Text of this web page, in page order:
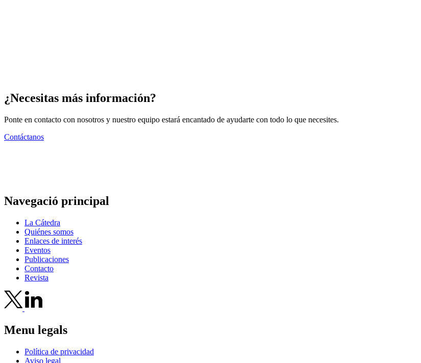
¿Necesitas más información?
Ponte en contacto con nosotros y nuestro equipo estará encantado de ayudarte con todo lo que necesites.
Contáctanos
Navegació principal
La Cátedra
Quiénes somos
Enlaces de interés
Eventos
Publicaciones
Contacto
Revista
Menu legals
Política de privacidad
Aviso legal